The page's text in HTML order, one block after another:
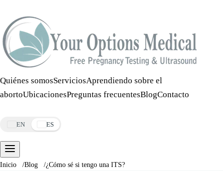
Quiénes somosServiciosAprendiendo sobre el
abortoUbicacionesPreguntas frecuentesBlogContacto
EN ES
Inicio /Blog /¿Cómo sé si tengo una ITS?